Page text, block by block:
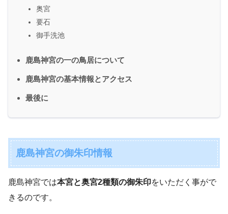
奥宮
要石
御手洗池
鹿島神宮の一の鳥居について
鹿島神宮の基本情報とアクセス
最後に
鹿島神宮の御朱印情報
鹿島神宮では本宮と奥宮2種類の御朱印をいただく事がで
きるのです。